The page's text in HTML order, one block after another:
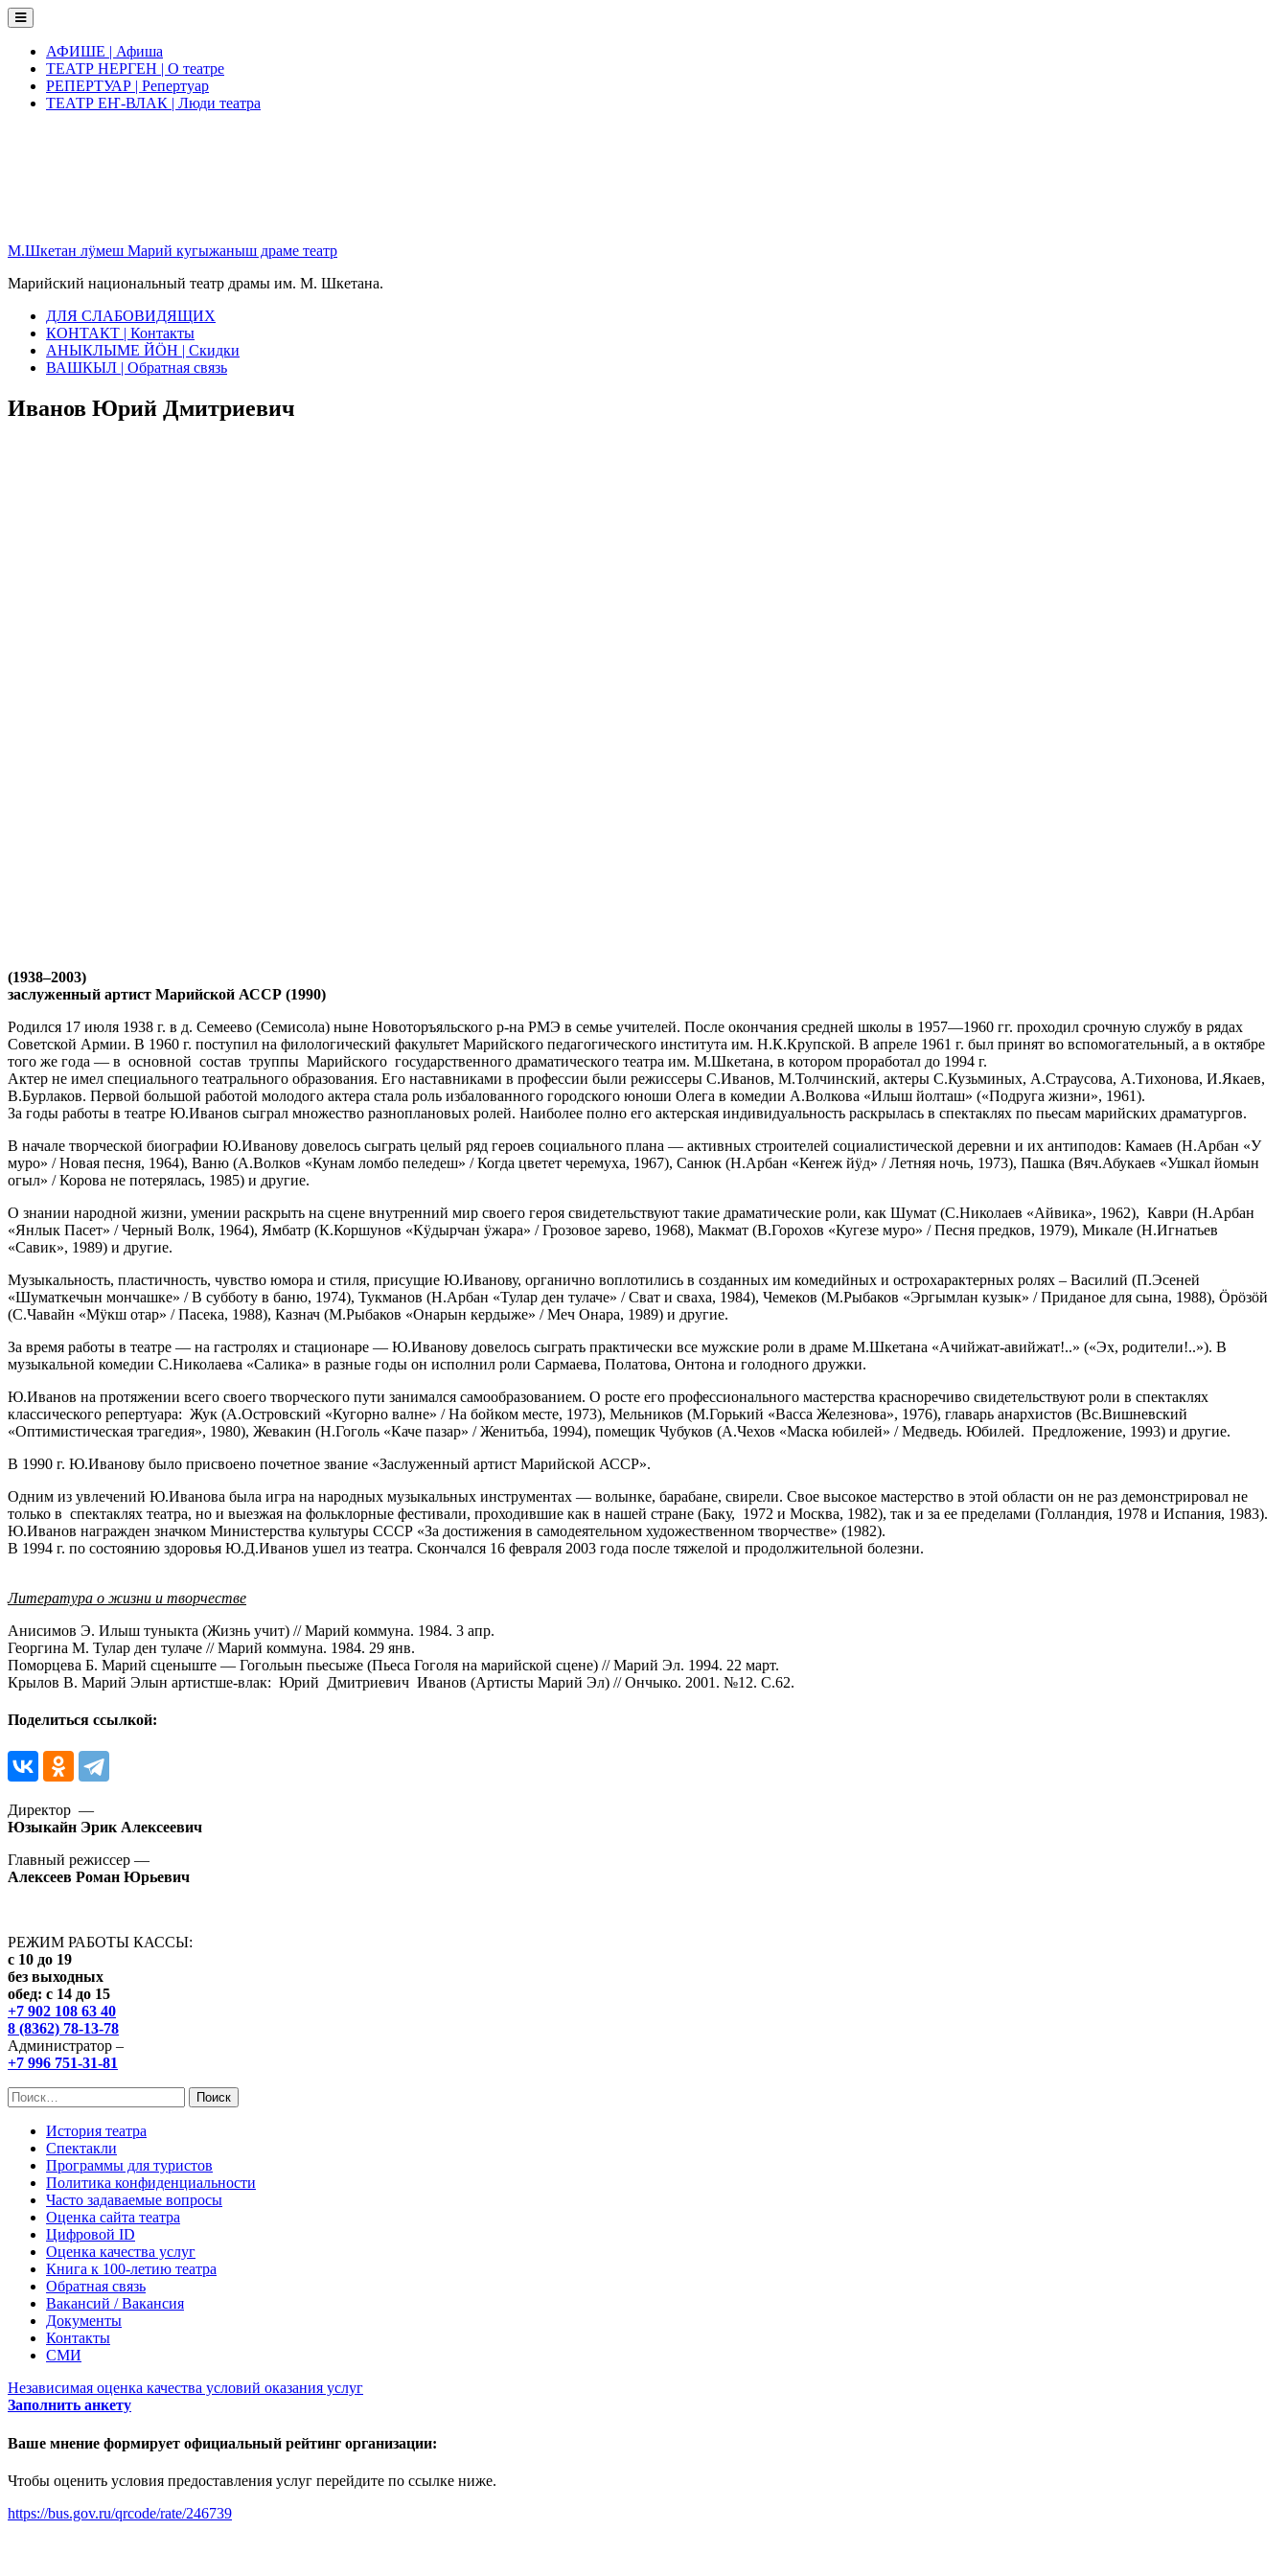
Skip
to
contentАФИШЕ | Афиша
ТЕАТР НЕРГЕН | О театре
РЕПЕРТУАР | Репертуар
ТЕАТР ЕҤ-ВЛАК | Люди театра
М.Шкетан лӱмеш Марий кугыжаныш драме театр
Марийский национальный театр драмы им. М. Шкетана.
ДЛЯ СЛАБОВИДЯЩИХ
КОНТАКТ | Контакты
АНЫКЛЫМЕ ЙӦН | Скидки
ВАШКЫЛ | Обратная связь
Иванов Юрий Дмитриевич
(1938–2003)
заслуженный артист Марийской АССР (1990)
Родился 17 июля 1938 г. в д. Семеево (Семисола) ныне Новоторъяльского р-на РМЭ в семье учителей. После окончания средней школы в 1957—1960 гг. проходил срочную службу в рядах
Советской Армии. В 1960 г. поступил на филологический факультет Марийского педагогического института им. Н.К.Крупской. В апреле 1961 г. был принят во вспомогательный, а в октябре
того же года — в основной состав труппы Марийского государственного драматического театра им. М.Шкетана, в котором проработал до 1994 г.
Актер не имел специального театрального образования. Его наставниками в профессии были режиссеры С.Иванов, М.Толчинский, актеры С.Кузьминых, А.Страусова, А.Тихонова, И.Якаев,
В.Бурлаков. Первой большой работой молодого актера стала роль избалованного городского юноши Олега в комедии А.Волкова «Илыш йолташ» («Подруга жизни», 1961).
За годы работы в театре Ю.Иванов сыграл множество разноплановых ролей. Наиболее полно его актерская индивидуальность раскрылась в спектаклях по пьесам марийских драматургов.
В начале творческой биографии Ю.Иванову довелось сыграть целый ряд героев социального плана — активных строителей социалистической деревни и их антиподов: Камаев (Н.Арбан «У
муро» / Новая песня, 1964), Ваню (А.Волков «Кунам ломбо пеледеш» / Когда цветет черемуха, 1967), Санюк (Н.Арбан «Кеҥеж йӱд» / Летняя ночь, 1973), Пашка (Вяч.Абукаев «Ушкал йомын
огыл» / Корова не потерялась, 1985) и другие.
О знании народной жизни, умении раскрыть на сцене внутренний мир своего героя свидетельствуют такие драматические роли, как Шумат (С.Николаев «Айвика», 1962), Каври (Н.Арбан
«Янлык Пасет» / Черный Волк, 1964), Ямбатр (К.Коршунов «Кӱдырчан ӱжара» / Грозовое зарево, 1968), Макмат (В.Горохов «Кугезе муро» / Песня предков, 1979), Микале (Н.Игнатьев
«Савик», 1989) и другие.
Музыкальность, пластичность, чувство юмора и стиля, присущие Ю.Иванову, органично воплотились в созданных им комедийных и острохарактерных ролях – Василий (П.Эсеней
«Шуматкечын мончашке» / В субботу в баню, 1974), Тукманов (Н.Арбан «Тулар ден тулаче» / Сват и сваха, 1984), Чемеков (М.Рыбаков «Эргымлан кузык» / Приданое для сына, 1988), Ӧрӧзӧй
(С.Чавайн «Мӱкш отар» / Пасека, 1988), Казнач (М.Рыбаков «Онарын кердыже» / Меч Онара, 1989) и другие.
За время работы в театре — на гастролях и стационаре — Ю.Иванову довелось сыграть практически все мужские роли в драме М.Шкетана «Ачийжат-авийжат!..» («Эх, родители!..»). В
музыкальной комедии С.Николаева «Салика» в разные годы он исполнил роли Сармаева, Полатова, Онтона и голодного дружки.
Ю.Иванов на протяжении всего своего творческого пути занимался самообразованием. О росте его профессионального мастерства красноречиво свидетельствуют роли в спектаклях
классического репертуара: Жук (А.Островский «Кугорно валне» / На бойком месте, 1973), Мельников (М.Горький «Васса Железнова», 1976), главарь анархистов (Вс.Вишневский
«Оптимистическая трагедия», 1980), Жевакин (Н.Гоголь «Каче пазар» / Женитьба, 1994), помещик Чубуков (А.Чехов «Маска юбилей» / Медведь. Юбилей. Предложение, 1993) и другие.
В 1990 г. Ю.Иванову было присвоено почетное звание «Заслуженный артист Марийской АССР».
Одним из увлечений Ю.Иванова была игра на народных музыкальных инструментах — волынке, барабане, свирели. Свое высокое мастерство в этой области он не раз демонстрировал не
только в спектаклях театра, но и выезжая на фольклорные фестивали, проходившие как в нашей стране (Баку, 1972 и Москва, 1982), так и за ее пределами (Голландия, 1978 и Испания, 1983).
Ю.Иванов награжден значком Министерства культуры СССР «За достижения в самодеятельном художественном творчестве» (1982).
В 1994 г. по состоянию здоровья Ю.Д.Иванов ушел из театра. Скончался 16 февраля 2003 года после тяжелой и продолжительной болезни.
Литература о жизни и творчестве
Анисимов Э. Илыш туныкта (Жизнь учит) // Марий коммуна. 1984. 3 апр.
Георгина М. Тулар ден тулаче // Марий коммуна. 1984. 29 янв.
Поморцева Б. Марий сценыште — Гогольын пьесыже (Пьеса Гоголя на марийской сцене) // Марий Эл. 1994. 22 март.
Крылов В. Марий Элын артистше-влак: Юрий Дмитриевич Иванов (Артисты Марий Эл) // Ончыко. 2001. №12. С.62.
Поделиться ссылкой:
Директор —
Юзыкайн Эрик Алексеевич
Главный режиссер —
Алексеев Роман Юрьевич
РЕЖИМ РАБОТЫ КАССЫ:
с 10 до 19
без выходных
обед: с 14 до 15
+7 902 108 63 40
8 (8362) 78-13-78
Администратор –
+7 996 751-31-81
Найти:
История театра
Спектакли
Программы для туристов
Политика конфиденциальности
Часто задаваемые вопросы
Оценка сайта театра
Цифровой ID
Оценка качества услуг
Книга к 100-летию театра
Обратная связь
Вакансий / Вакансия
Документы
Контакты
СМИ
Независимая оценка качества условий оказания услуг
Заполнить анкету
Ваше мнение формирует официальный рейтинг организации:
Чтобы оценить условия предоставления услуг перейдите по ссылке ниже.
https://bus.gov.ru/qrcode/rate/246739